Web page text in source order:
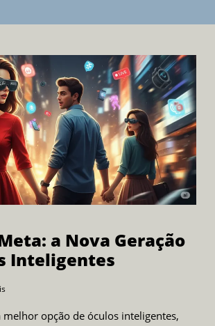
a Nova Geração
Inteligentes
melhor opção de óculos inteligentes,